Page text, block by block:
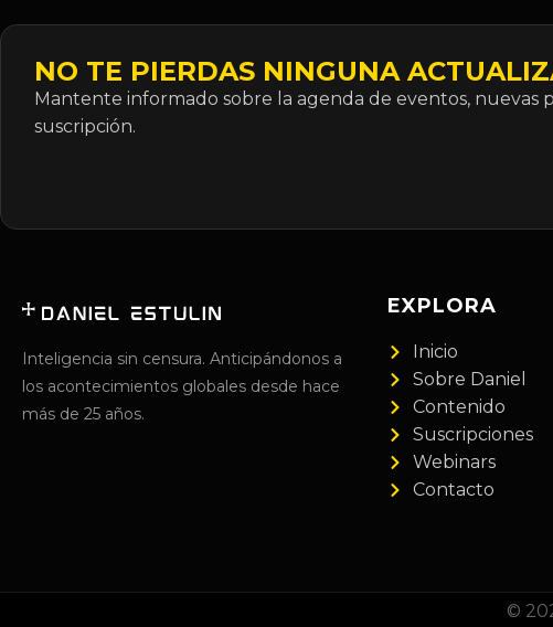
NO TE PIERDAS NINGUNA
Mantente informado sobre la agenda de eventos, nuevas
suscripción.
Inteligencia sin censura. Anticipándonos a
los acontecimientos globales desde hace
más de 25 años.
EXPLORA
Inicio
Sobre Daniel
Contenido
Suscripciones
Webinars
Contacto
©